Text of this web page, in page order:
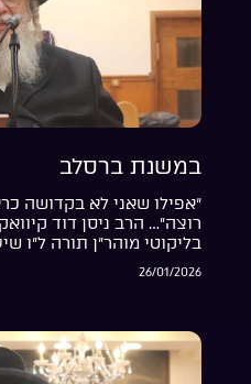
במשנת ברסלב
“אפילו שאני לא בקדושה
רוצה”… הרב ניסן דוד
בליקוטי מוהר”ן תורה ל”ו שיעור 2 פרשת בא
26/01/2026